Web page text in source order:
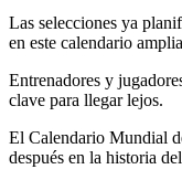
Las selecciones ya
en este calendario
Entrenadores y
clave para llegar lejos.
El Calendario Mundial
después en la historia